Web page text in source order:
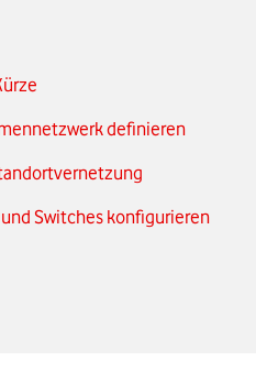
definieren
Switches konfigurieren
Zero Trust, Rollenrechte)